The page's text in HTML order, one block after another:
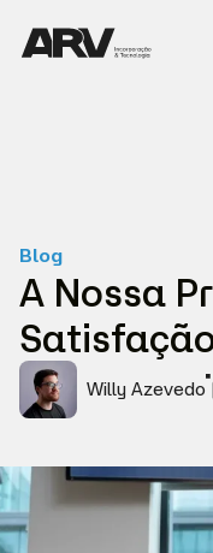
Blog
A Nossa
Willy Azevedo